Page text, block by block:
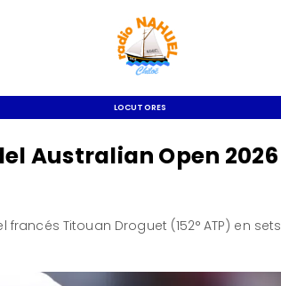
LOCUTORES
Australian Open 2026
Titouan Droguet (152° ATP) en sets